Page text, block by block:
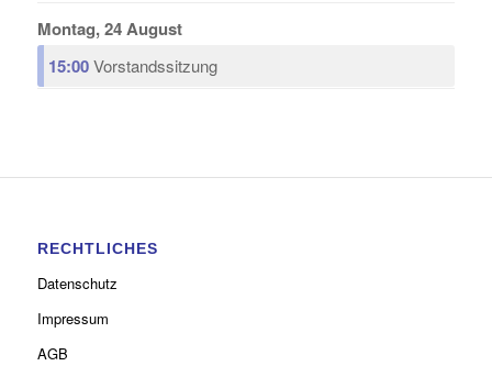
Montag, 24 August
15:00Vorstandssitzung
RECHTLICHES
Datenschutz
Impressum
AGB